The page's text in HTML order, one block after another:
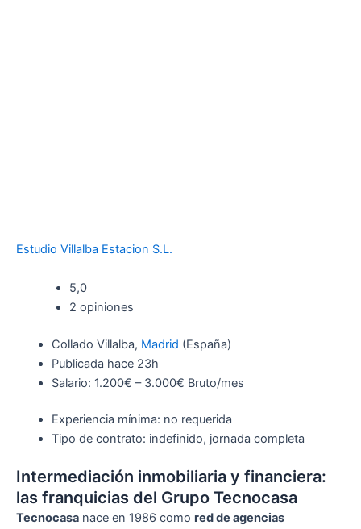
Estudio Villalba Estacion S.L.
5,0
2 opiniones
Collado Villalba, Madrid (España)
Publicada hace 23h
Salario: 1.200€ – 3.000€ Bruto/mes
Experiencia mínima: no requerida
Tipo de contrato: indefinido, jornada completa
Intermediación inmobiliaria y financiera:
las franquicias del Grupo Tecnocasa
Tecnocasa nace en 1986 como red de agencias